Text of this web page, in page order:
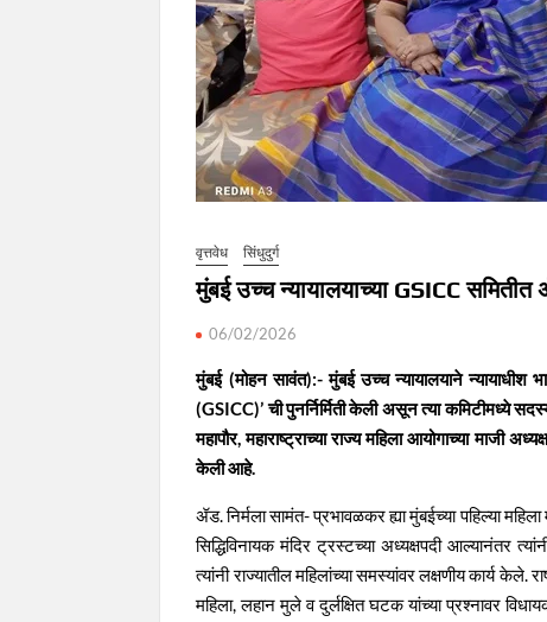
वृत्तवेध सिंधुदुर्ग
मुंबई उच्च न्यायालयाच्या GSICC
06/02/2026
मुंबई (मोहन सावंत):- मुंबई उच्च न्यायालयाने
(GSICC)’ ची पुनर्निर्मिती केली असून त्या कमिटीमध्ये
महापौर, महाराष्ट्राच्या राज्य महिला आयोगाच्या माजी
केली आहे.
ॲड. निर्मला सामंत- प्रभावळकर ह्या मुंबईच्या पहिल्या
सिद्धिविनायक मंदिर ट्रस्टच्या अध्यक्षपदी आल्यानंतर
त्यांनी राज्यातील महिलांच्या समस्यांवर लक्षणीय कार्य
महिला, लहान मुले व दुर्लक्षित घटक यांच्या प्रश्नावर